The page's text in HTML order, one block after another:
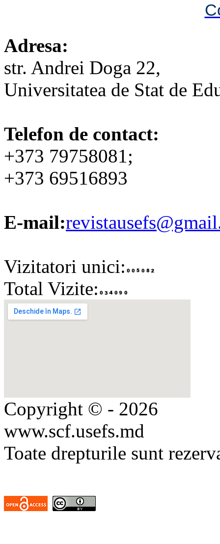
Adresa:
str. Andrei Doga 22,
Universitatea de Stat de
Telefon de contact:
+373 79758081;
+373 69516893
E-mail:
Vizitatori unici:
Total Vizite:
Copyright © - 2026
www.scf.usefs.md
Toate drepturile sunt